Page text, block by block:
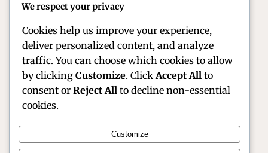
postur tubuh yang tinggi dan gaya
We respect your privacy
Cookies help us improve your experience,
deliver personalized content, and analyze
traffic. You can choose which cookies to allow
by clicking Customize. Click Accept All to
consent or Reject All to decline non-essential
cookies.
Customize